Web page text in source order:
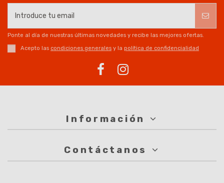
Ponte al día de nuestras últimas novedades y recibe las mejores ofertas.
Acepto las condiciones generales y la política de confidencialidad
Información
Contáctanos